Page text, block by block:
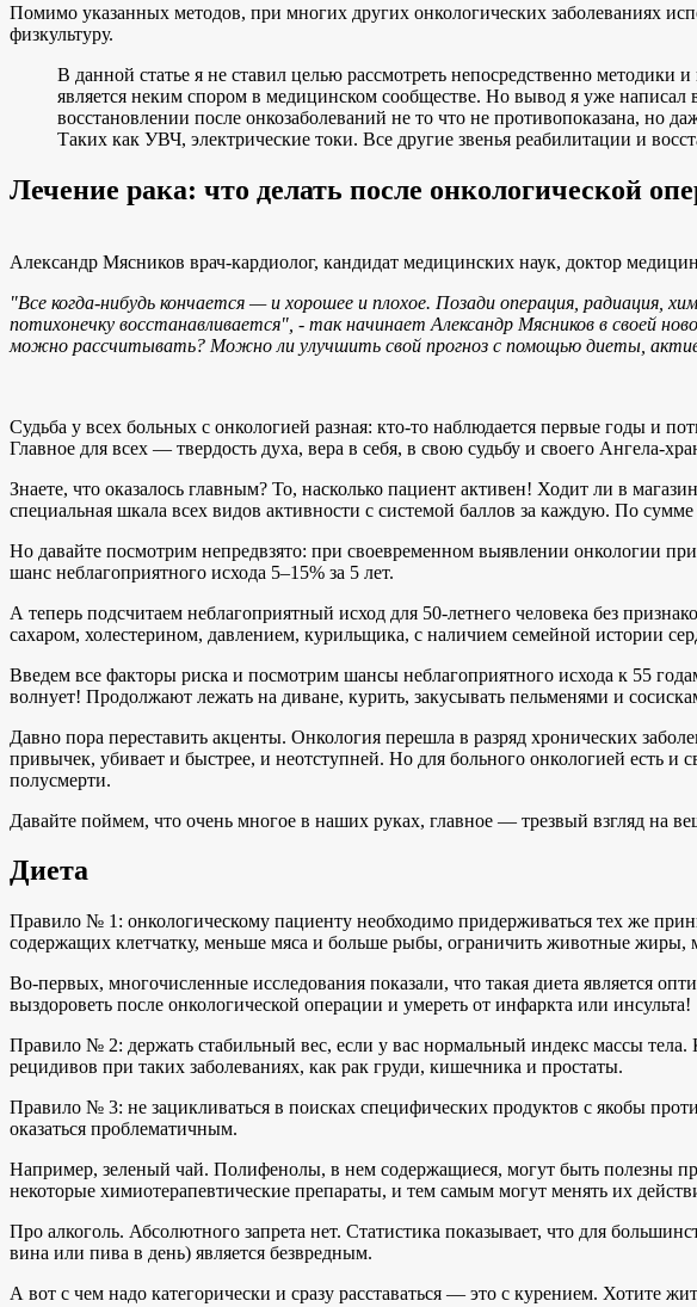
Помимо указанных методов, при многих других онкологических заболеваниях
физкультуру.
В данной статье я не ставил целью рассмотреть непосредственно
является неким спором в медицинском сообществе. Но вывод я уже
восстановлении после онкозаболеваний не то что не противопоказана, но
Таких как УВЧ, электрические токи. Все другие звенья реабилитации и
Лечение рака: что делать после онкологической
Александр Мясников врач-кардиолог, кандидат медицинских наук, доктор
"Все когда-нибудь кончается — и хорошее и плохое. Позади операция,
потихонечку восстанавливается", - так начинает Александр Мясников в своей
можно рассчитывать? Можно ли улучшить свой прогноз с помощью диеты,
Судьба у всех больных с онкологией разная: кто-то наблюдается первые годы и
Главное для всех — твердость духа, вера в себя, в свою судьбу и своего Ангела-
Знаете, что оказалось главным? То, насколько пациент активен! Ходит ли в
специальная шкала всех видов активности с системой баллов за каждую. По сумме
Но давайте посмотрим непредвзято: при своевременном выявлении онкологии
шанс неблагоприятного исхода 5–15% за 5 лет.
А теперь подсчитаем неблагоприятный исход для 50-летнего человека без
сахаром, холестерином, давлением, курильщика, с наличием семейной истории
Введем все факторы риска и посмотрим шансы неблагоприятного исхода к 55
волнует! Продолжают лежать на диване, курить, закусывать пельменями и
Давно пора переставить акценты. Онкология перешла в разряд хронических
привычек, убивает и быстрее, и неотступней. Но для больного онкологией есть
полусмерти.
Давайте поймем, что очень многое в наших руках, главное — трезвый взгляд на
Диета
Правило № 1: онкологическому пациенту необходимо придерживаться тех же
содержащих клетчатку, меньше мяса и больше рыбы, ограничить животные
Во-первых, многочисленные исследования показали, что такая диета является
выздороветь после онкологической операции и умереть от инфаркта или инсульта!
Правило № 2: держать стабильный вес, если у вас нормальный индекс массы тела.
рецидивов при таких заболеваниях, как рак груди, кишечника и простаты.
Правило № 3: не зацикливаться в поисках специфических продуктов с якобы
оказаться проблематичным.
Например, зеленый чай. Полифенолы, в нем содержащиеся, могут быть полезны
некоторые химиотерапевтические препараты, и тем самым могут менять их
Про алкоголь. Абсолютного запрета нет. Статистика показывает, что для
вина или пива в день) является безвредным.
А вот с чем надо категорически и сразу расставаться — это с курением. Хотите